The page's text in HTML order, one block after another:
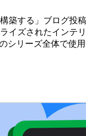
築する」ブログ投
イズされたインテ
シリーズ全体で使